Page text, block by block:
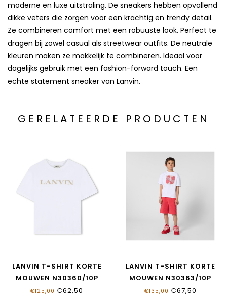
moderne en luxe uitstraling. De sneakers hebben opvallend
dikke veters die zorgen voor een krachtig en trendy detail.
Ze combineren comfort met een robuuste look. Perfect te
dragen bij zowel casual als streetwear outfits. De neutrale
kleuren maken ze makkelijk te combineren. Ideaal voor
dagelijks gebruik met een fashion-forward touch. Een
echte statement sneaker van Lanvin.
GERELATEERDE PRODUCTEN
LANVIN T-SHIRT KORTE
MOUWEN N30360/10P
€125,00 €62,50
LANVIN T-SHIRT KORTE
MOUWEN N30363/10P
€135,00€67,50